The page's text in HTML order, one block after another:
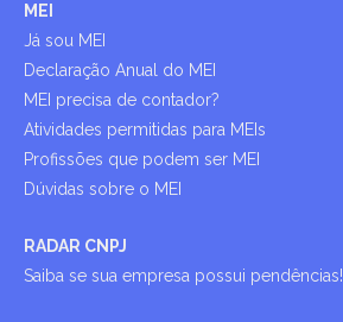
MEI
Já sou MEI
Declaração Anual do MEI
MEI precisa de contador?
Atividades permitidas para MEIs
Profissões que podem ser MEI
Dúvidas sobre o MEI
RADAR CNPJ
Saiba se sua empresa possui pendências!